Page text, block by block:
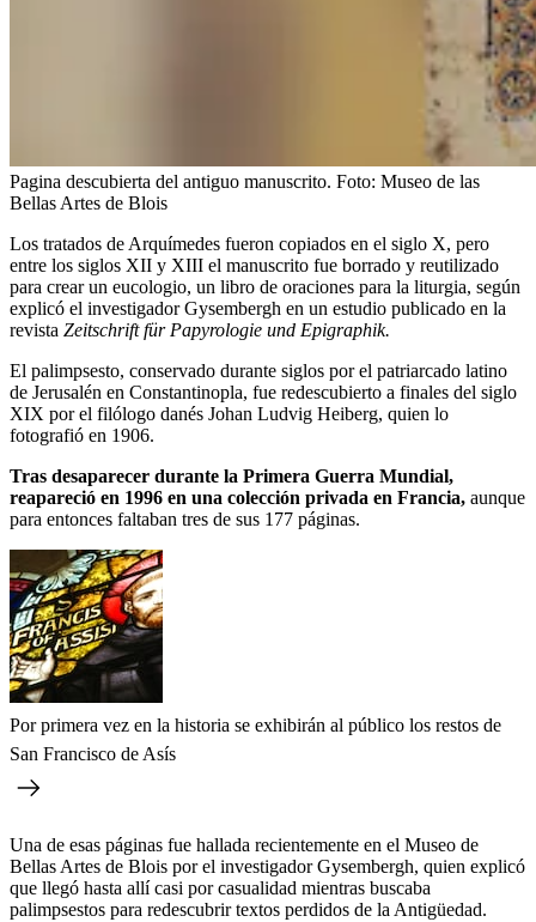
Pagina descubierta del antiguo manuscrito. Foto: Museo de las
Bellas Artes de Blois
Los tratados de Arquímedes fueron copiados en el siglo X, pero
entre los siglos XII y XIII el manuscrito fue borrado y reutilizado
para crear un eucologio, un libro de oraciones para la liturgia, según
explicó el investigador Gysembergh en un estudio publicado en la
revista Zeitschrift für Papyrologie und Epigraphik.
El palimpsesto, conservado durante siglos por el patriarcado latino
de Jerusalén en Constantinopla, fue redescubierto a finales del siglo
XIX por el filólogo danés Johan Ludvig Heiberg, quien lo
fotografió en 1906.
Tras desaparecer durante la Primera Guerra Mundial,
reapareció en 1996 en una colección privada en Francia, aunque
para entonces faltaban tres de sus 177 páginas.
Por primera vez en la historia se exhibirán al público los restos de
San Francisco de Asís
Una de esas páginas fue hallada recientemente en el Museo de
Bellas Artes de Blois por el investigador Gysembergh, quien explicó
que llegó hasta allí casi por casualidad mientras buscaba
palimpsestos para redescubrir textos perdidos de la Antigüedad.